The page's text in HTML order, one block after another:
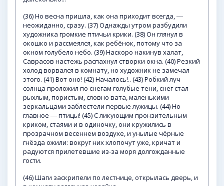
(36) Но весна пришла, как она приходит всегда, ―
неожиданно, сразу. (37) Однажды утром разбудили
художника громкие птичьи крики. (38) Он глянул в
окошко и рассмеялся, как ребёнок, потому что за
окном голубело небо. (39) Наскоро накинув халат,
Саврасов настежь распахнул створки окна. (40) Резкий
холод ворвался в комнату, но художник не замечал
этого. (41) Вот оно! (42) Началось!.. (43) Робкий луч
солнца проложил по снегам голубые тени, снег стал
рыхлым, пористым, словно вата, маленькими
зеркальцами заблестели первые лужицы. (44) Но
главное ― птицы! (45) С ликующим пронзительным
криком, стаями и в одиночку, они кружились в
прозрачном весеннем воздухе, и унылые чёрные
гнёзда ожили: вокруг них хлопочут уже, кричат и
радуются прилетевшие из-за моря долгожданные
гости.
(46) Шаги заскрипели по лестнице, открылась дверь, и